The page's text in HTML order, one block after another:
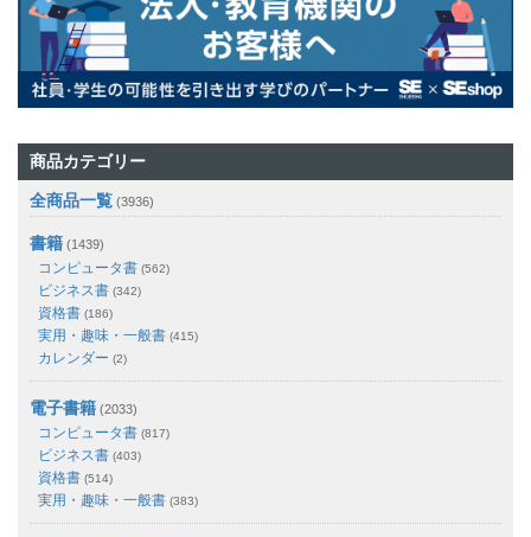
商品カテゴリー
全商品一覧 (3936)
書籍 (1439)
コンピュータ書 (562)
ビジネス書 (342)
資格書 (186)
実用・趣味・一般書 (415)
カレンダー (2)
電子書籍 (2033)
コンピュータ書 (817)
ビジネス書 (403)
資格書 (514)
実用・趣味・一般書 (383)